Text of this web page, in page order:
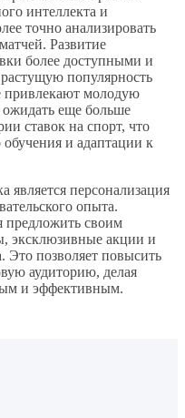
интеллекта и
точно анализировать
Развитие
более доступными и
популярность
привлекают молодую
еще больше
ставок на спорт, что
обучения и адаптации к
персонализация
опыта.
предложить своим
эксклюзивные акции и
Это позволяет повысить
аудиторию, делая
и эффективным.